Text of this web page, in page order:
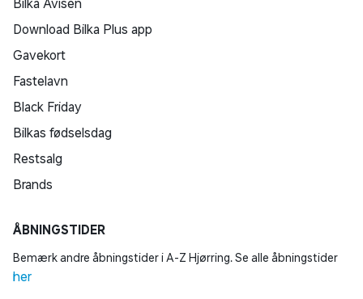
haptisk feedback og adaptive aftrækkere i en række
populære PCtitler*
• Stream spil fra din PS5®- eller PS4™-konsol til din PC
med DualSense®-controlleren
Bilka Avisen
Download Bilka Plus app
Gavekort
Fastelavn
Black Friday
Bilkas fødselsdag
Restsalg
Brands
ÅBNINGSTIDER
Bemærk andre åbningstider i A-Z Hjørring. Se alle åbningstider
her